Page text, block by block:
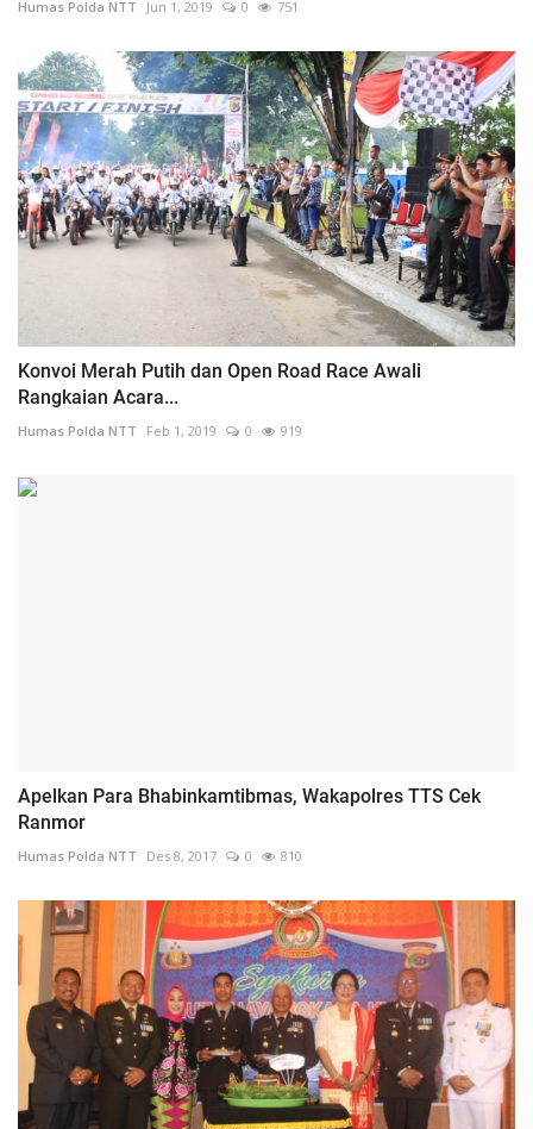
Humas Polda NTT Jun 1, 2019 0 751
Konvoi Merah Putih dan Open Road Race Awali
Rangkaian Acara...
Humas Polda NTT Feb 1, 2019 0 919
Apelkan Para Bhabinkamtibmas, Wakapolres TTS Cek
Ranmor
Humas Polda NTT Des 8, 2017 0 810